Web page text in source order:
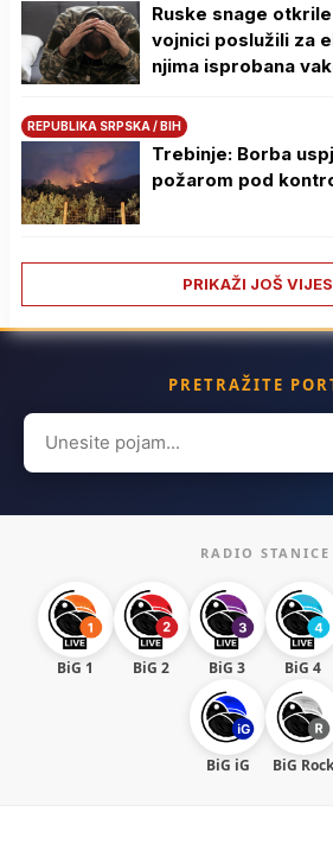
Ruske snage
vojnici poslužili za
njima isprobana
REPUBLIKA SRPSKA / BIH
Trebinje: Borba
požarom pod
PRIKAŽI JOŠ
PRETRAŽITE
Search
for:
RADIO STANICE
BiG 1 BiG 2 BiG 3 BiG 4
BiG iG BiG Rock